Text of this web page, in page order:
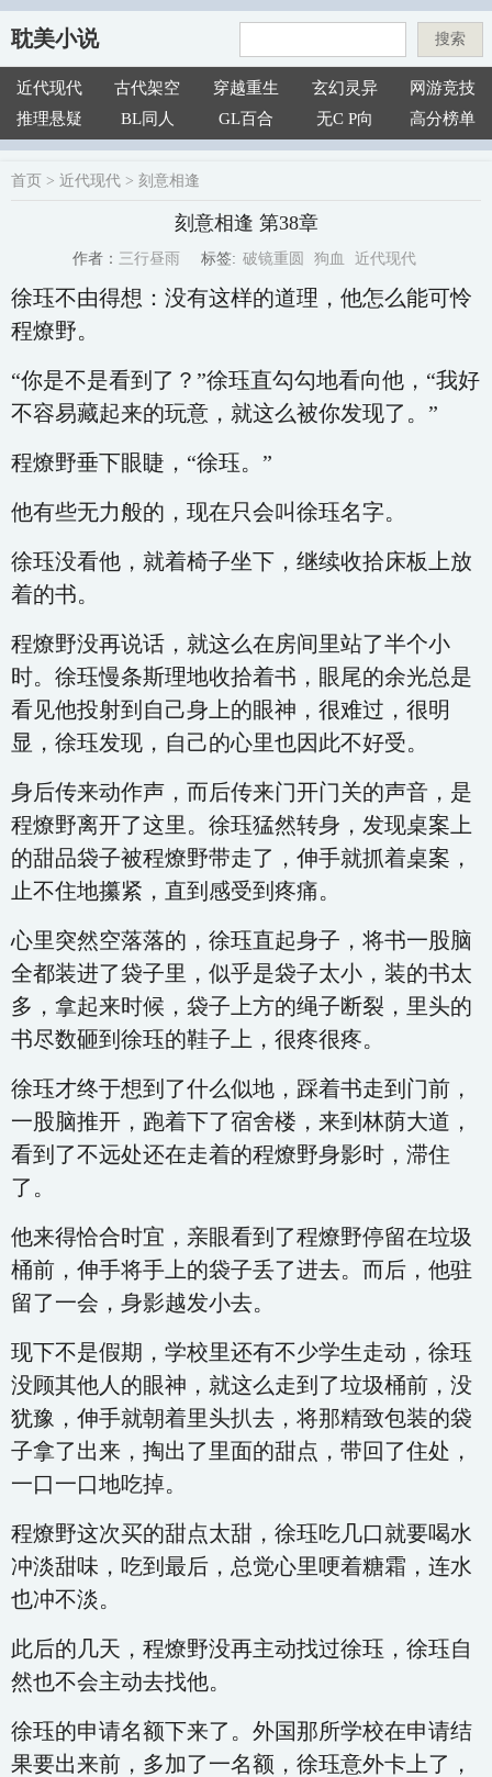
耽美小说 搜索
近代现代 古代架空 穿越重生 玄幻灵异
网游竞技
推理悬疑
BL同人 GL百合 无C P向 高分榜单
首页 > 近代现代 > 刻意相逢
刻意相逢 第38章
作者： 三行昼雨 标签: 破镜重圆 狗血 近代现代
徐珏不由得想：没有这样的道理，他怎么能可怜
程燎野。
“你是不是看到了？”徐珏直勾勾地看向他，“我好
不容易藏起来的玩意，就这么被你发现了。”
程燎野垂下眼睫，“徐珏。”
他有些无力般的，现在只会叫徐珏名字。
徐珏没看他，就着椅子坐下，继续收拾床板上放
着的书。
程燎野没再说话，就这么在房间里站了半个小
时。徐珏慢条斯理地收拾着书，眼尾的余光总是
看见他投射到自己身上的眼神，很难过，很明
显，徐珏发现，自己的心里也因此不好受。
身后传来动作声，而后传来门开门关的声音，是
程燎野离开了这里。徐珏猛然转身，发现桌案上
的甜品袋子被程燎野带走了，伸手就抓着桌案，
止不住地攥紧，直到感受到疼痛。
心里突然空落落的，徐珏直起身子，将书一股脑
全都装进了袋子里，似乎是袋子太小，装的书太
多，拿起来时候，袋子上方的绳子断裂，里头的
书尽数砸到徐珏的鞋子上，很疼很疼。
徐珏才终于想到了什么似地，踩着书走到门前，
一股脑推开，跑着下了宿舍楼，来到林荫大道，
看到了不远处还在走着的程燎野身影时，滞住
了。
他来得恰合时宜，亲眼看到了程燎野停留在垃圾
桶前，伸手将手上的袋子丢了进去。而后，他驻
留了一会，身影越发小去。
现下不是假期，学校里还有不少学生走动，徐珏
没顾其他人的眼神，就这么走到了垃圾桶前，没
犹豫，伸手就朝着里头扒去，将那精致包装的袋
子拿了出来，掏出了里面的甜点，带回了住处，
一口一口地吃掉。
程燎野这次买的甜点太甜，徐珏吃几口就要喝水
冲淡甜味，吃到最后，总觉心里哽着糖霜，连水
也冲不淡。
此后的几天，程燎野没再主动找过徐珏，徐珏自
然也不会主动去找他。
徐珏的申请名额下来了。外国那所学校在申请结
果要出来前，多加了一名额，徐珏意外卡上了，